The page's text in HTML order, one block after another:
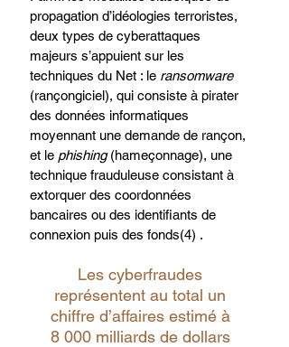
propagation d’idéologies terroristes,
deux types de cyberattaques
majeurs s’appuient sur les
techniques du Net : le ransomware
(rançongiciel), qui consiste à pirater
des données informatiques
moyennant une demande de rançon,
et le phishing (hameçonnage), une
technique frauduleuse consistant à
extorquer des coordonnées
bancaires ou des identifiants de
connexion puis des fonds(4) .
Les cyberfraudes
représentent au total un
chiffre d’affaires estimé à
8 000 milliards de dollars